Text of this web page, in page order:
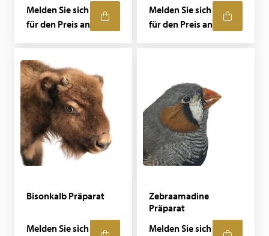
Melden Sie sich
für den Preis an
Melden Sie sich
für den Preis an
Bisonkalb Präparat
Melden Sie sich
Zebraamadine
Präparat
Melden Sie sich